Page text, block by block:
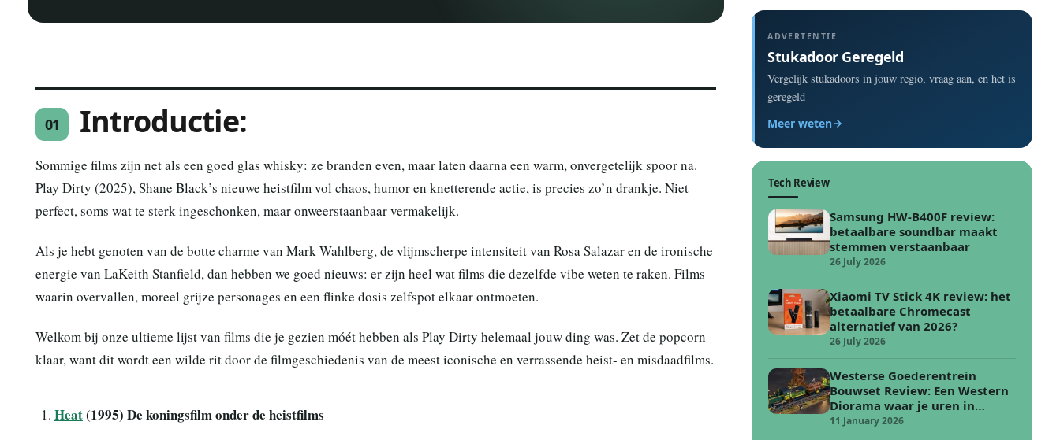
01 Introductie:
Sommige films zijn net als een goed glas whisky: ze branden even, maar laten daarna een warm, onvergetelijk spoor na.
Play Dirty (2025), Shane Black’s nieuwe heistfilm vol chaos, humor en knetterende actie, is precies zo’n drankje. Niet
perfect, soms wat te sterk ingeschonken, maar onweerstaanbaar vermakelijk.
Als je hebt genoten van de botte charme van Mark Wahlberg, de vlijmscherpe intensiteit van Rosa Salazar en de ironische
energie van LaKeith Stanfield, dan hebben we goed nieuws: er zijn heel wat films die dezelfde vibe weten te raken. Films
waarin overvallen, moreel grijze personages en een flinke dosis zelfspot elkaar ontmoeten.
Welkom bij onze ultieme lijst van films die je gezien móét hebben als Play Dirty helemaal jouw ding was. Zet de popcorn
klaar, want dit wordt een wilde rit door de filmgeschiedenis van de meest iconische en verrassende heist- en misdaadfilms.
Heat(1995) De koningsfilm onder de heistfilms
ADVERTENTIE
Stukadoor Geregeld
Vergelijk stukadoors in jouw regio, vraag aan, en het is
geregeld
Meer weten
Tech Review
Samsung HW-B400F review:
betaalbare soundbar maakt
stemmen verstaanbaar
26 July 2026
Xiaomi TV Stick 4K review: het
betaalbare Chromecast
alternatief van 2026?
26 July 2026
Westerse Goederentrein
Bouwset Review: Een Western
Diorama waar je uren in
verdwijnt
11 January 2026